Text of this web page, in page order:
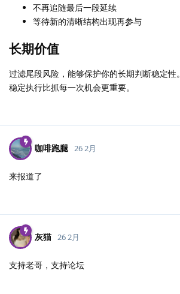
不再追随最后一段延续
等待新的清晰结构出现再参与
长期价值
过滤尾段风险，能够保护你的长期判断稳定性。
稳定执行比抓每一次机会更重要。
咖啡跑腿 26 2月
来报道了
灰猫 26 2月
支持老哥，支持论坛